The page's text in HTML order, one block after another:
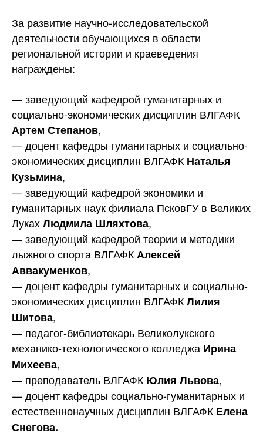
За развитие научно-исследовательской
деятельности обучающихся в области
региональной истории и краеведения
награждены:
— заведующий кафедрой гуманитарных и
социально-экономических дисциплин ВЛГАФК
Артем Степанов,
— доцент кафедры гуманитарных и социально-
экономических дисциплин ВЛГАФК Наталья
Кузьмина,
— заведующий кафедрой экономики и
гуманитарных наук филиала ПсковГУ в Великих
ЛукахЛюдмила Шляхтова,
— заведующий кафедрой теории и методики
лыжного спорта ВЛГАФКАлексей
Аввакуменков,
— доцент кафедры гуманитарных и социально-
экономических дисциплин ВЛГАФКЛилия
Шитова,
— педагог-библиотекарь Великолукского
механико-технологического колледжа Ирина
Михеева,
— преподаватель ВЛГАФК Юлия Львова,
— доцент кафедры социально-гуманитарных и
естественнонаучных дисциплин ВЛГАФК Елена
Снегова.